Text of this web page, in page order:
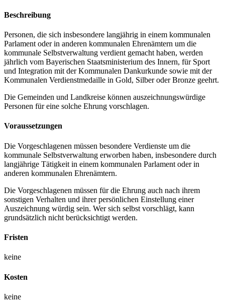
Beschreibung
Personen, die sich insbesondere langjährig in einem kommunalen
Parlament oder in anderen kommunalen Ehrenämtern um die
kommunale Selbstverwaltung verdient gemacht haben, werden
jährlich vom Bayerischen Staatsministerium des Innern, für Sport
und Integration mit der Kommunalen Dankurkunde sowie mit der
Kommunalen Verdienstmedaille in Gold, Silber oder Bronze geehrt.
Die Gemeinden und Landkreise können auszeichnungswürdige
Personen für eine solche Ehrung vorschlagen.
Voraussetzungen
Die Vorgeschlagenen müssen besondere Verdienste um die
kommunale Selbstverwaltung erworben haben, insbesondere durch
langjährige Tätigkeit in einem kommunalen Parlament oder in
anderen kommunalen Ehrenämtern.
Die Vorgeschlagenen müssen für die Ehrung auch nach ihrem
sonstigen Verhalten und ihrer persönlichen Einstellung einer
Auszeichnung würdig sein. Wer sich selbst vorschlägt, kann
grundsätzlich nicht berücksichtigt werden.
Fristen
keine
Kosten
keine